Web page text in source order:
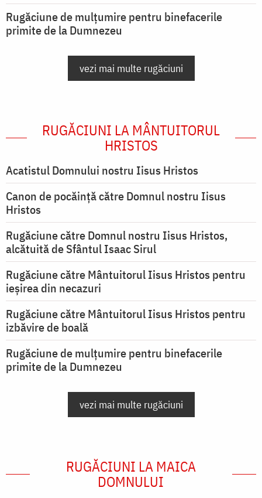
Rugăciune de mulțumire pentru binefacerile
primite de la Dumnezeu
vezi mai multe rugăciuni
RUGĂCIUNI LA MÂNTUITORUL
HRISTOS
Acatistul Domnului nostru Iisus Hristos
Canon de pocăință către Domnul nostru Iisus
Hristos
Rugăciune către Domnul nostru Iisus Hristos,
alcătuită de Sfântul Isaac Sirul
Rugăciune către Mântuitorul Iisus Hristos pentru
ieşirea din necazuri
Rugăciune către Mântuitorul Iisus Hristos pentru
izbăvire de boală
Rugăciune de mulțumire pentru binefacerile
primite de la Dumnezeu
vezi mai multe rugăciuni
RUGĂCIUNI LA MAICA
DOMNULUI